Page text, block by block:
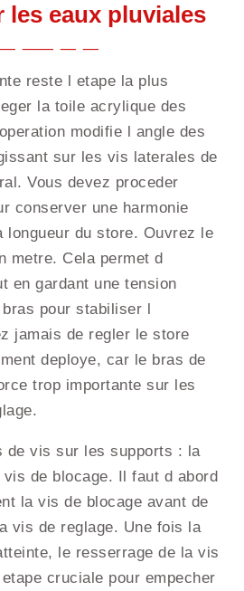
les eaux pluviales
reste l etape la plus
la toile acrylique des
modifie l angle des
sur les vis laterales de
Vous devez proceder
conserver une harmonie
longueur du store. Ouvrez le
metre. Cela permet d
en gardant une tension
pour stabiliser l
jamais de regler le store
deploye, car le bras de
trop importante sur les
de vis sur les supports : la
de blocage. Il faut d abord
la vis de blocage avant de
vis de reglage. Une fois la
le resserrage de la vis
cruciale pour empecher